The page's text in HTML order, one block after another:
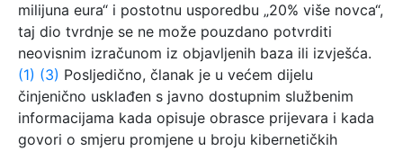
milijuna eura“ i postotnu usporedbu „20% više novca“,
taj dio tvrdnje se ne može pouzdano potvrditi
neovisnim izračunom iz objavljenih baza ili izvješća.
(1) (3) Posljedično, članak je u većem dijelu
činjenično usklađen s javno dostupnim službenim
informacijama kada opisuje obrasce prijevara i kada
govori o smjeru promjene u broju kibernetičkih